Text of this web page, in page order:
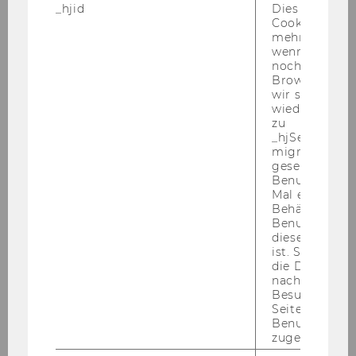
_hjid
Dies ist ein
Cookie, das
mehr setzen,
wenn ein
noch in
Browser hat,
wir seinen
zu
migrieren.
gesetzt,
Benutzer
Mal eine
Behält die
Benutzer-ID
diese Seite
ist. Stellt
die Daten von
Besuchen
Seite
Benutzer-ID
zugeordnet